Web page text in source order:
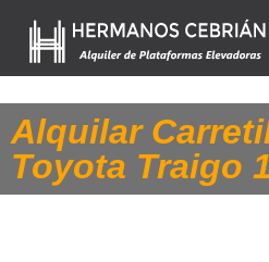
Alquilar
Toyota Traigo